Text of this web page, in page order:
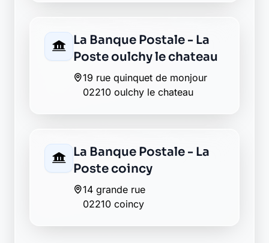
La Banque Postale - La
Poste oulchy le chateau
19 rue quinquet de monjour
02210 oulchy le chateau
La Banque Postale - La
Poste coincy
14 grande rue
02210 coincy